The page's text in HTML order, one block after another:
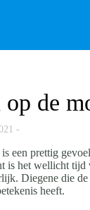
de
een prettig
is het wellicht
Diegene die
heeft.